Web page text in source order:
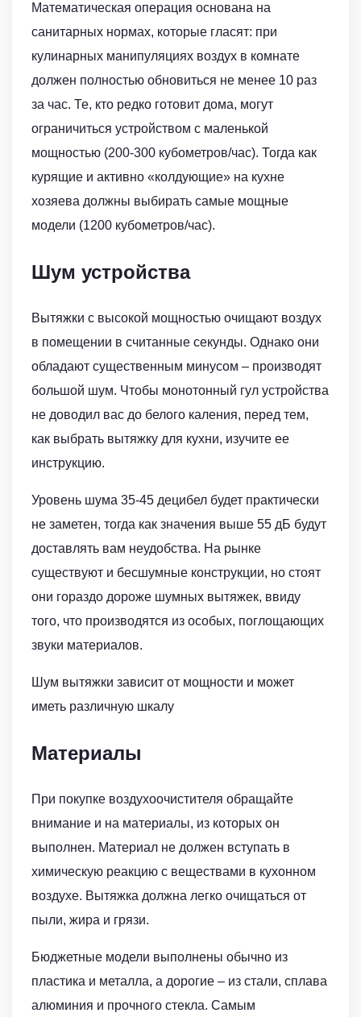
Математическая операция основана на
санитарных нормах, которые гласят: при
кулинарных манипуляциях воздух в комнате
должен полностью обновиться не менее 10 раз
за час. Те, кто редко готовит дома, могут
ограничиться устройством с маленькой
мощностью (200-300 кубометров/час). Тогда как
курящие и активно «колдующие» на кухне
хозяева должны выбирать самые мощные
модели (1200 кубометров/час).
Шум устройства
Вытяжки с высокой мощностью очищают воздух
в помещении в считанные секунды. Однако они
обладают существенным минусом – производят
большой шум. Чтобы монотонный гул устройства
не доводил вас до белого каления, перед тем,
как выбрать вытяжку для кухни, изучите ее
инструкцию.
Уровень шума 35-45 децибел будет практически
не заметен, тогда как значения выше 55 дБ будут
доставлять вам неудобства. На рынке
существуют и бесшумные конструкции, но стоят
они гораздо дороже шумных вытяжек, ввиду
того, что производятся из особых, поглощающих
звуки материалов.
Шум вытяжки зависит от мощности и может
иметь различную шкалу
Материалы
При покупке воздухоочистителя обращайте
внимание и на материалы, из которых он
выполнен. Материал не должен вступать в
химическую реакцию с веществами в кухонном
воздухе. Вытяжка должна легко очищаться от
пыли, жира и грязи.
Бюджетные модели выполнены обычно из
пластика и металла, а дорогие – из стали, сплава
алюминия и прочного стекла. Самым